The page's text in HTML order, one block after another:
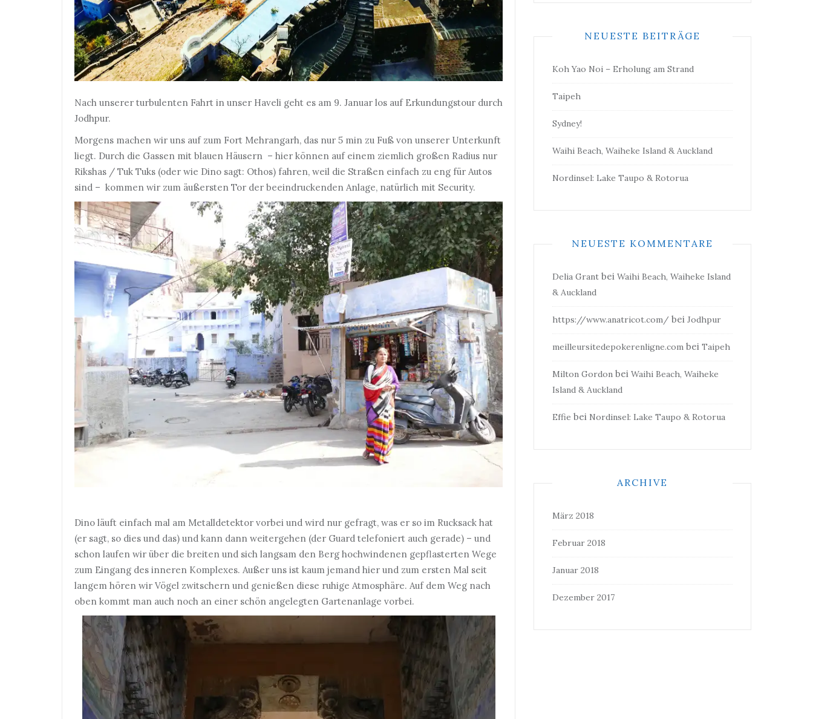
Nach unserer turbulenten Fahrt in unser Haveli geht es am 9. Januar los auf Erkundungstour durch
Jodhpur.
Morgens machen wir uns auf zum Fort Mehrangarh, das nur 5 min zu Fuß von unserer Unterkunft
liegt. Durch die Gassen mit blauen Häusern – hier können auf einem ziemlich großen Radius nur
Rikshas / Tuk Tuks (oder wie Dino sagt: Othos) fahren, weil die Straßen einfach zu eng für Autos
sind – kommen wir zum äußersten Tor der beeindruckenden Anlage, natürlich mit Security.
Dino läuft einfach mal am Metalldetektor vorbei und wird nur gefragt, was er so im Rucksack hat
(er sagt, so dies und das) und kann dann weitergehen (der Guard telefoniert auch gerade) – und
schon laufen wir über die breiten und sich langsam den Berg hochwindenen gepflasterten Wege
zum Eingang des inneren Komplexes. Außer uns ist kaum jemand hier und zum ersten Mal seit
langem hören wir Vögel zwitschern und genießen diese ruhige Atmosphäre. Auf dem Weg nach
oben kommt man auch noch an einer schön angelegten Gartenanlage vorbei.
NEUESTE BEITRÄGE
Koh Yao Noi – Erholung am Strand
Taipeh
Sydney!
Waihi Beach, Waiheke Island & Auckland
Nordinsel: Lake Taupo & Rotorua
NEUESTE KOMMENTARE
Delia Grant bei Waihi Beach, Waiheke Island
& Auckland
https://www.anatricot.com/ bei Jodhpur
meilleursitedepokerenligne.com bei Taipeh
Milton Gordon bei Waihi Beach, Waiheke
Island & Auckland
Effie bei Nordinsel: Lake Taupo & Rotorua
ARCHIVE
März 2018
Februar 2018
Januar 2018
Dezember 2017